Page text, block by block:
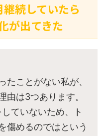
続していたら
が出てきた
たことがない私が、
由は3つあります。
ていないため、ト
傷めるのではという